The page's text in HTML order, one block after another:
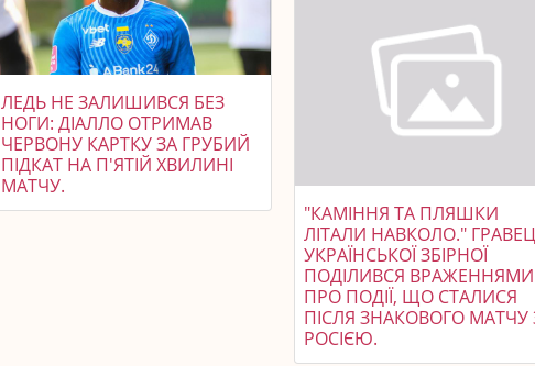
ЛЕДЬ НЕ ЗАЛИШИВСЯ БЕЗ
НОГИ: ДІАЛЛО ОТРИМАВ
ЧЕРВОНУ КАРТКУ ЗА ГРУБИЙ
ПІДКАТ НА П'ЯТІЙ ХВИЛИНІ
МАТЧУ.
"КАМІННЯ ТА ПЛЯШКИ
ЛІТАЛИ НАВКОЛО."
УКРАЇНСЬКОЇ ЗБІРНОЇ
ПОДІЛИВСЯ ВРАЖЕННЯМИ
ПРО ПОДІЇ, ЩО СТАЛИСЯ
ПІСЛЯ ЗНАКОВОГО МАТЧУ
РОСІЄЮ.